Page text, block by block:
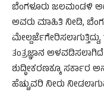
ಬೆಂಗಳೂರು ಜಲಮಂಡಳಿ
ಅವರು ಮಾಹಿತಿ ನೀಡಿ,
ತಂತ್ರಜ್ಞಾನ
ಶುದ್ಧೀಕರಣಕ್ಕೂ ಸರ್ಕಾರ
ಹೆಚ್ಚುವರಿ ನೀರು